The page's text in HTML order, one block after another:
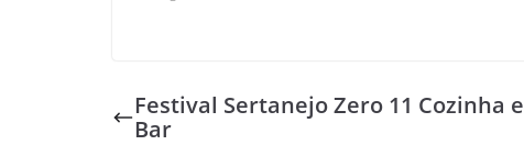
Festival Sertanejo Zero 11 Cozinha e
Bar